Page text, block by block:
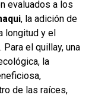
evaluados a los
, la adición de
longitud y el
el quillay, una
la
de las raíces,